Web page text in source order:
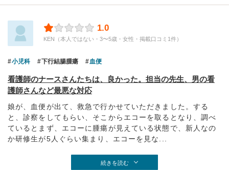
1.0
KEN（本人ではない・3〜5歳・女性・掲載口コミ1件）
小児科 下行結腸腫瘍 血便
看護師のナースさんたちは、良かった。担当の先生、男の看
護師さんなど最悪な対応
娘が、血便が出て、救急で行かせていただきました。する
と、診察をしてもらい、そこからエコーを取るとなり、調べ
ているとまず、エコーに腫瘍が見えている状態で、新人なの
か研修生が5人ぐらい集まり、エコーを見な...
続きを読む